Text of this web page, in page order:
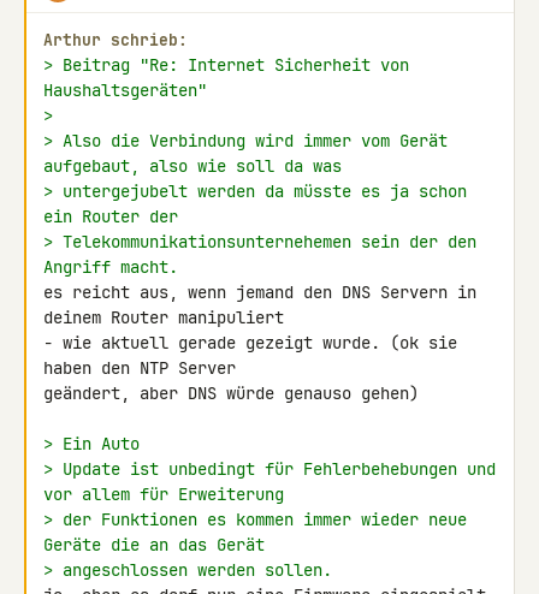
Arthur schrieb:
> Beitrag "Re: Internet Sicherheit von
Haushaltsgeräten"
>
> Also die Verbindung wird immer vom Gerät
aufgebaut, also wie soll da was
> untergejubelt werden da müsste es ja schon
ein Router der
> Telekommunikationsunternehemen sein der den
Angriff macht.
es reicht aus, wenn jemand den DNS Servern in
deinem Router manipuliert
- wie aktuell gerade gezeigt wurde. (ok sie
haben den NTP Server
geändert, aber DNS würde genauso gehen)
> Ein Auto
> Update ist unbedingt für Fehlerbehebungen und
vor allem für Erweiterung
> der Funktionen es kommen immer wieder neue
Geräte die an das Gerät
> angeschlossen werden sollen.